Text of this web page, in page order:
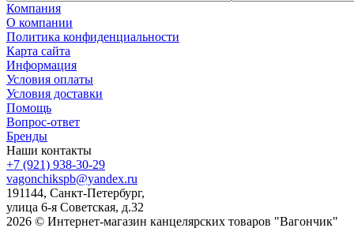
Компания
О компании
Политика конфиденциальности
Карта сайта
Информация
Условия оплаты
Условия доставки
Помощь
Вопрос-ответ
Бренды
Наши контакты
+7 (921) 938-30-29
vagonchikspb@yandex.ru
191144, Санкт-Петербург,
улица 6-я Советская, д.32
2026 © Интернет-магазин канцелярских товаров "Вагончик"